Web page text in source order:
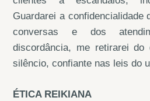
Guardarei a confidencialidade
conversas e dos
discordância, me retirarei
silêncio, confiante nas leis do
ÉTICA REIKIANA